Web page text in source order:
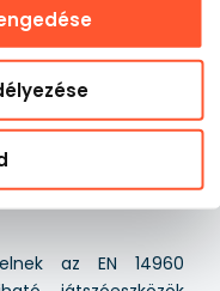
PVC-anyagból
a mechanikai
hosszú ideig
kölcsönzést vagy
az EN 14960